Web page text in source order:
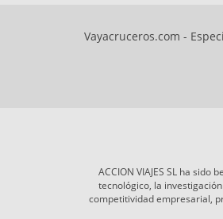
Vayacruceros.com -
ACCION VIAJES SL ha
tecnológico, la
competitividad empresarial,